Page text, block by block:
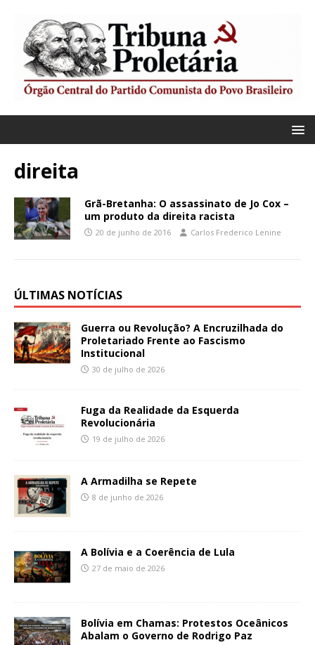
direita
Grã-Bretanha: O assassinato de Jo Cox –
um produto da direita racista
20 de junho de 2016 Carlos Frederico Lenine
ÚLTIMAS NOTÍCIAS
Guerra ou Revolução? A Encruzilhada do
Proletariado Frente ao Fascismo
Institucional
30 de julho de 2026
Fuga da Realidade da Esquerda
Revolucionária
19 de julho de 2026
A Armadilha se Repete
8 de junho de 2026
A Bolívia e a Coerência de Lula
27 de maio de 2026
Bolívia em Chamas: Protestos Oceânicos
Abalam o Governo de Rodrigo Paz